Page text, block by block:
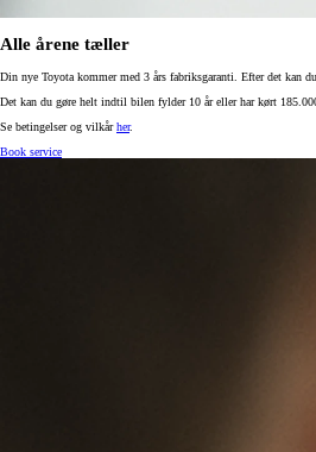
Alle årene tæller
Din nye Toyota kommer med 3 års fabriksgaranti. Efter det kan
Det kan du gøre helt indtil bilen fylder 10 år eller har kørt
Se betingelser og vilkårher.
Book service